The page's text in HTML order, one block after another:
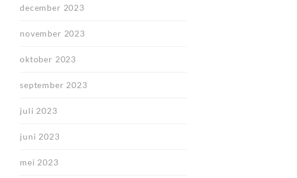
december 2023
november 2023
oktober 2023
september 2023
juli 2023
juni 2023
mei 2023